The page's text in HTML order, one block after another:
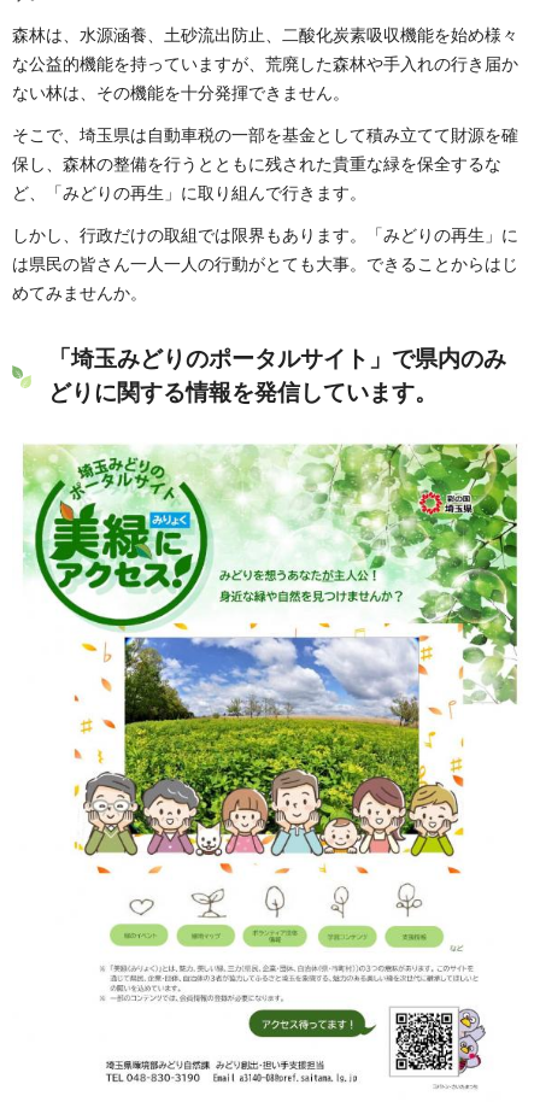
森林は、水源涵養、土砂流出防止、二酸化炭素吸収機能を始め様々
な公益的機能を持っていますが、荒廃した森林や手入れの行き届か
ない林は、その機能を十分発揮できません。
そこで、埼玉県は自動車税の一部を基金として積み立てて財源を確
保し、森林の整備を行うとともに残された貴重な緑を保全するな
ど、「みどりの再生」に取り組んで行きます。
しかし、行政だけの取組では限界もあります。「みどりの再生」に
は県民の皆さん一人一人の行動がとても大事。できることからはじ
めてみませんか。
「埼玉みどりのポータルサイト」で県内のみ
どりに関する情報を発信しています。